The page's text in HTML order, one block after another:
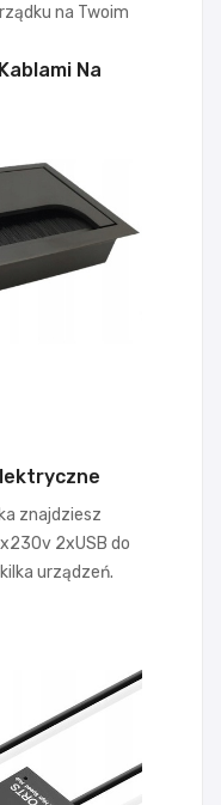
na Twoim
Na
znajdziesz
2xUSB do
urządzeń.